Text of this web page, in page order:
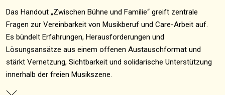
Das Handout „Zwischen Bühne und Familie“ greift zentrale
Fragen zur Vereinbarkeit von Musikberuf und Care-Arbeit auf.
Es bündelt Erfahrungen, Herausforderungen und
Lösungsansätze aus einem offenen Austauschformat und
stärkt Vernetzung, Sichtbarkeit und solidarische Unterstützung
innerhalb der freien Musikszene.